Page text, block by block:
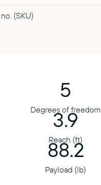
(SKU)
5
Degrees of freedom
3.9
Reach (ft)
88.2
Payload (lb)